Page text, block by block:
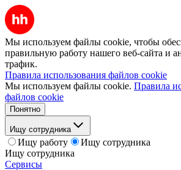
Мы используем файлы cookie, чтобы
правильную работу нашего веб-сайта и
трафик.
Правила использования файлов cookie
Мы используем файлы cookie. Правила
файлов cookie
Понятно
Ищу сотрудника
Ищу работу
Ищу сотрудника
Ищу сотрудника
Сервисы